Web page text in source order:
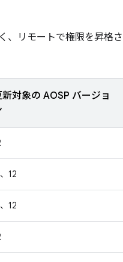
、リモートで権限を昇格さ
新対象の AOSP バージョ
12
12